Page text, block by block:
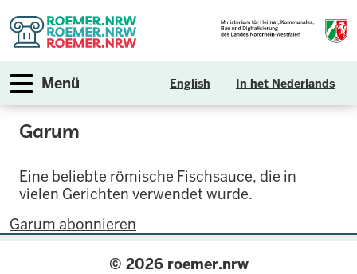
zum
Inhalt
Navigation aktivieren/deaktivieren
Menü English In het Nederlands
Garum
Eine beliebte römische Fischsauce, die in
vielen Gerichten verwendet wurde.
Garum abonnieren
© 2026 roemer.nrw